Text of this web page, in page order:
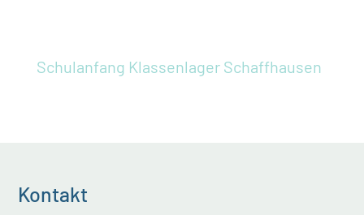
Schulanfang Klassenlager Schaffhausen
Kontakt